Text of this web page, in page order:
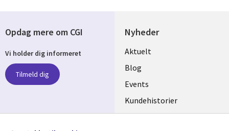
Nyheder
Useful
links
DENMARK
Aktuelt
Blog
Events
Kundehistorier
Videoer
Opdag mere om CGI
Vi holder dig informeret
Tilmeld dig